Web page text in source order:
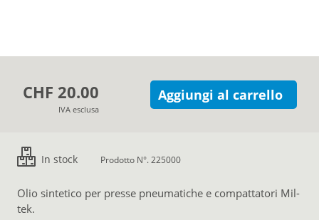
CHF 20.00
IVA esclusa
Aggiungi al carrello
In stock Prodotto N°. 225000
Olio sintetico per presse pneumatiche e compattatori Mil-
tek.